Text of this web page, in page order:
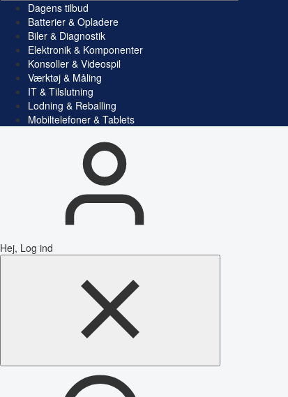
Dagens tilbud
Batterier & Opladere
Biler & Diagnostik
Elektronik & Komponenter
Konsoller & Videospil
Værktøj & Måling
IT & Tilslutning
Lodning & Reballing
Mobiltelefoner & Tablets
Hej, Log ind